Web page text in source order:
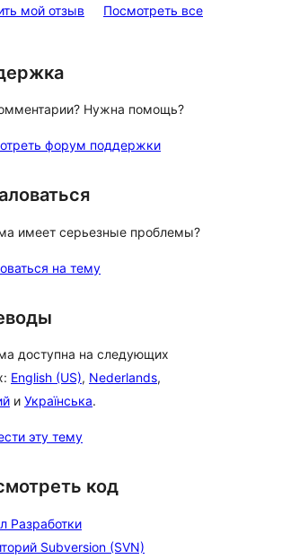
мой отзыв Посмотреть всеотзывы
Нужна помощь?
форум поддержки
имеет серьезные проблемы?
на тему
доступна на следующих
English (US), Nederlands,
и Українська.
эту тему
код
Разработки
Subversion (SVN)